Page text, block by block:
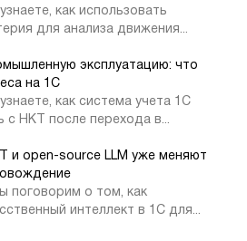
как использовать
для анализа движения...
эксплуатацию: что
на 1С
как система учета 1С
с НКТ после перехода в...
и open-source LLM уже меняют
поговорим о том, как
интеллект в 1С для...